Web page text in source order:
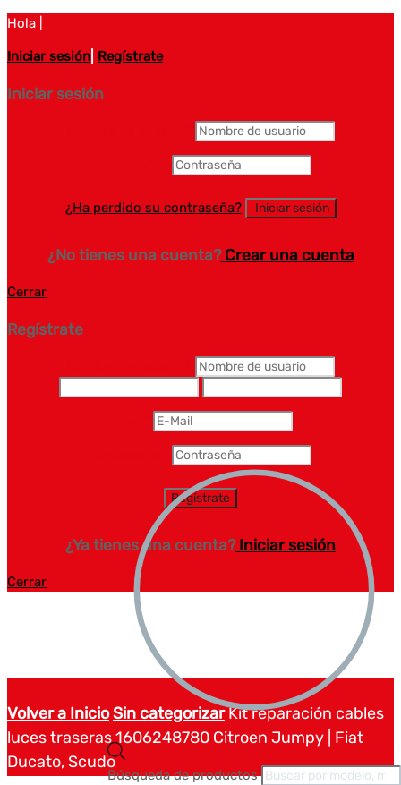
Hola |
Iniciar sesión Regístrate
Iniciar sesión
¿Ha perdido su contraseña?
¿No tienes una cuenta?Crear una cuenta
Cerrar
Regístrate
¿Ya tienes una cuenta?Iniciar sesión
Cerrar
Búsqueda de productos
Volver a InicioSin categorizarKit reparación cables
luces traseras 1606248780 Citroen Jumpy | Fiat
Ducato, Scudo